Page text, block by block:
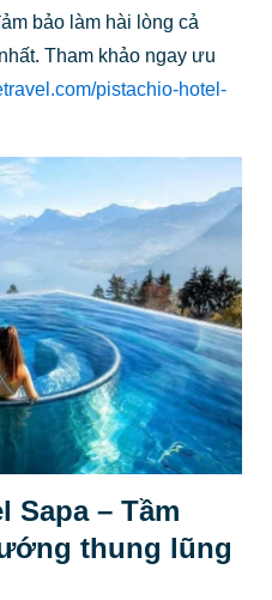
bảo làm hài lòng cả
Tham khảo ngay ưu
pistachio-hotel-
Sapa – Tầm
thung lũng